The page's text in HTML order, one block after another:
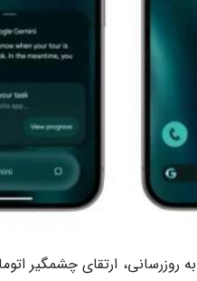
روزرسانی، ارتقای چشمگیر